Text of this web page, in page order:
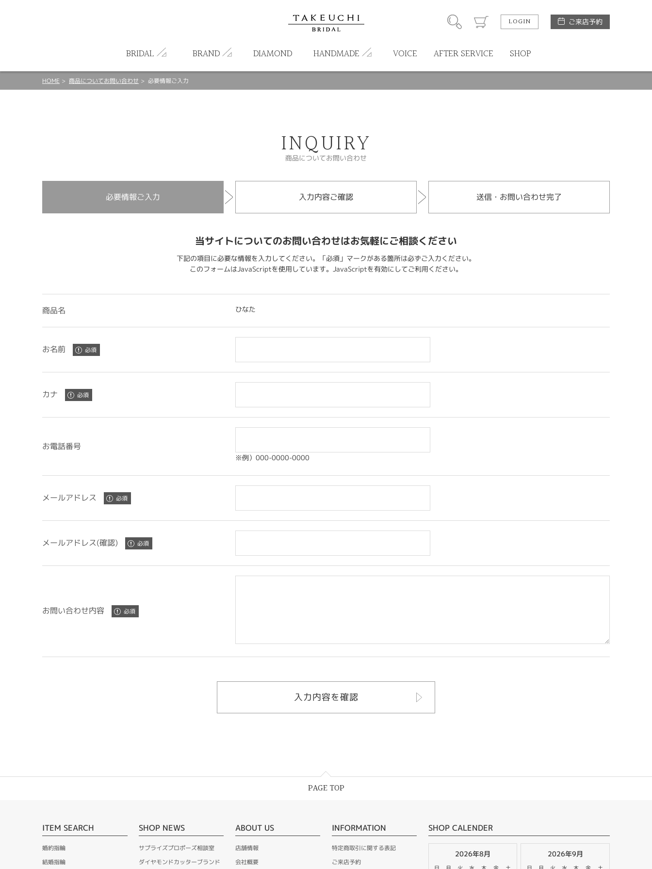
LOGIN ご来店予約
BRIDAL BRAND DIAMOND HANDMADE VOICE AFTER SERVICE SHOP
HOME 商品についてお問い合わせ 必要情報ご入力
INQUIRY
商品についてお問い合わせ
必要情報ご入力 入力内容ご確認 送信・お問い合わせ完了
当サイトについてのお問い合わせはお気軽にご相談ください
下記の項目に必要な情報を入力してください。「必須」マークがある箇所は必ずご入力ください。
このフォームはJavaScriptを使用しています。JavaScriptを有効にしてご利用ください。
商品名 ひなた
お名前
カナ
お電話番号
※例）000-0000-0000
メールアドレス
メールアドレス(確認)
お問い合わせ内容
PAGE TOP
ITEM SEARCH
婚約指輪
結婚指輪
SHOP NEWS
サプライズプロポーズ相談室
ダイヤモンドカッターブランド
ABOUT US
店舗情報
会社概要
INFORMATION
特定商取引に関する表記
ご来店予約
SHOP CALENDER
2026年8月 2026年9月